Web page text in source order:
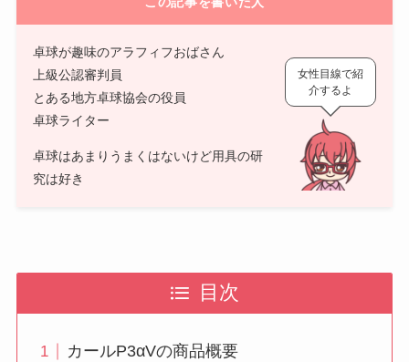
卓球が趣味のアラフィフおばさん
上級公認審判員
とある地方卓球協会の役員
卓球ライター
卓球はあまりうまくはないけど用具の研
究は好き
女性目線で紹
介するよ
目次
カールP3αVの商品概要